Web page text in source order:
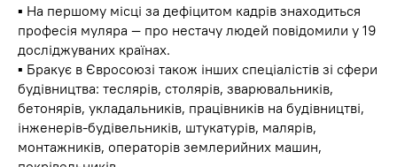
▪️ На першому місці за дефіцитом кадрів знаходиться
професія муляра — про нестачу людей повідомили у 19
досліджуваних країнах.
▪️ Бракує в Євросоюзі також інших спеціалістів зі сфери
будівництва: теслярів, столярів, зварювальників,
бетонярів, укладальників, працівників на будівництві,
інженерів-будівельників, штукатурів, малярів,
монтажників, операторів землерийних машин,